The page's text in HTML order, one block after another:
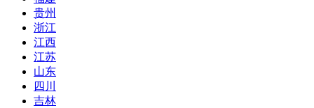
贵州
浙江
江西
江苏
山东
四川
吉林